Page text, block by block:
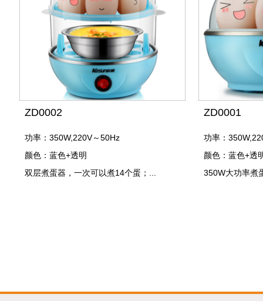
ZD0002
功率：350W,220V～50Hz
颜色：蓝色+透明
双层煮蛋器，一次可以煮14个蛋；...
ZD0001
功率：
颜色：蓝色+透
350W大功率煮